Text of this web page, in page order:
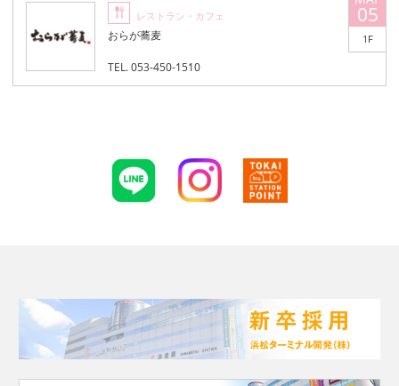
レストラン・カフェ 05
1F
おらが蕎麦
TEL. 053-450-1510